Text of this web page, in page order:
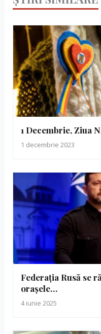
1 Decembrie, Ziua
1 decembrie 2023
Federația Rusă se
orașele…
4 iunie 2025